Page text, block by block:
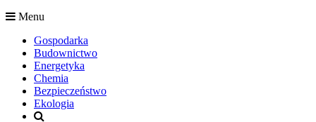
Menu
Gospodarka
Budownictwo
Energetyka
Chemia
Bezpieczeństwo
Ekologia